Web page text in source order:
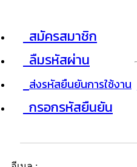
สมัครสมาชิก
ลืมรหัสผ่าน
ส่งรหัสยืนยันการใช้งาน
กรอกรหัสยืนยัน